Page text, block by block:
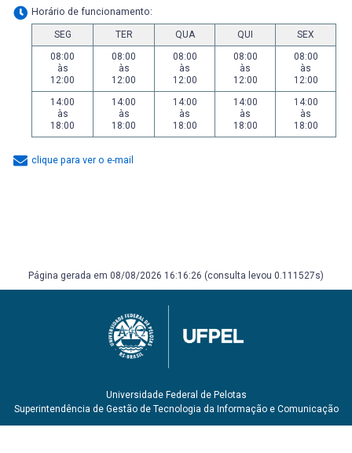
Horário de funcionamento:
SEG TER QUA QUI
SEX
08:00
às
12:00
08:00
às
12:00
08:00
às
12:00
08:00
às
12:00
08:00
às
12:00
14:00
às
18:00
14:00
às
18:00
14:00
às
18:00
14:00
às
18:00
14:00
às
18:00
clique para ver o e-mail
Página gerada em 08/08/2026 16:16:26 (consulta levou 0.111527s)
Universidade Federal de Pelotas
Superintendência de Gestão de Tecnologia da Informação e Comunicação